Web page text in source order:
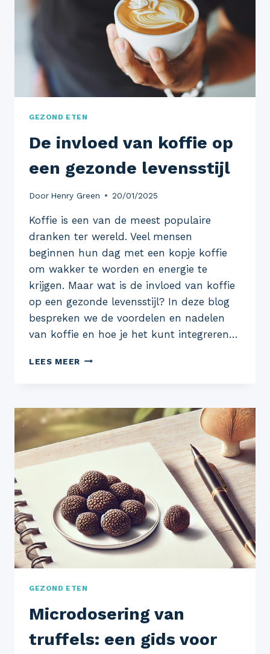
COMFORT
VERHOGEN
GEZOND ETEN
De invloed van koffie op
een gezonde levensstijl
Door Henry Green 20/01/2025
Koffie is een van de meest populaire
dranken ter wereld. Veel mensen
beginnen hun dag met een kopje koffie
om wakker te worden en energie te
krijgen. Maar wat is de invloed van koffie
op een gezonde levensstijl? In deze blog
bespreken we de voordelen en nadelen
van koffie en hoe je het kunt integreren…
LEES MEER DE
OP
EEN
GEZONDE
LEVENSSTIJL
GEZOND ETEN
Microdosering van
truffels: een gids voor